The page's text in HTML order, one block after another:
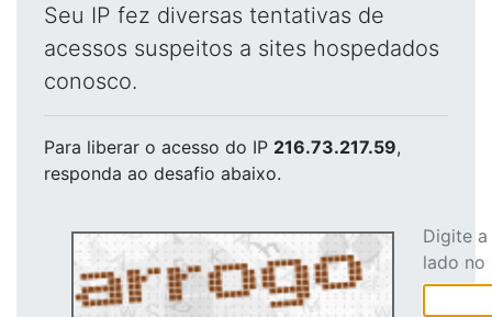
Seu IP fez diversas tentativas de
acessos suspeitos a sites hospedados
conosco.
Para liberar o acesso do IP 216.73.217.59,
responda ao desafio abaixo.
Digite
lado no